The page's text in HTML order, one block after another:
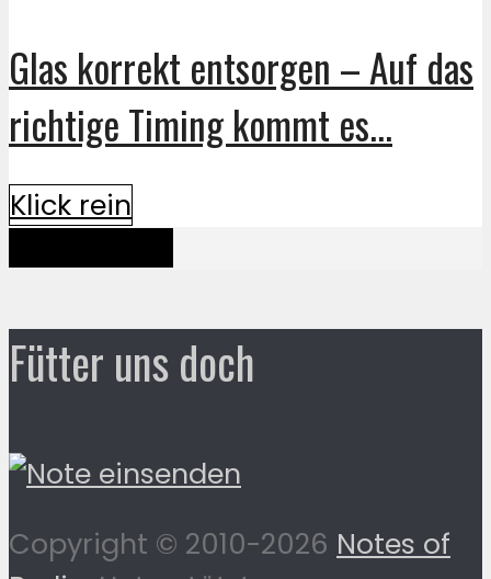
Glas korrekt entsorgen – Auf das
richtige Timing kommt es...
Klick rein
Fütter uns doch
Copyright © 2010-2026 Notes of